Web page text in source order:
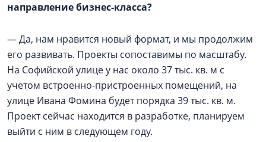
направление бизнес-класса?
— Да, нам нравится новый формат, и мы продолжим
его развивать. Проекты сопоставимы по масштабу.
На Софийской улице у нас около 37 тыс. кв. м с
учетом встроенно-пристроенных помещений, на
улице Ивана Фомина будет порядка 39 тыс. кв. м.
Проект сейчас находится в разработке, планируем
выйти с ним в следующем году.